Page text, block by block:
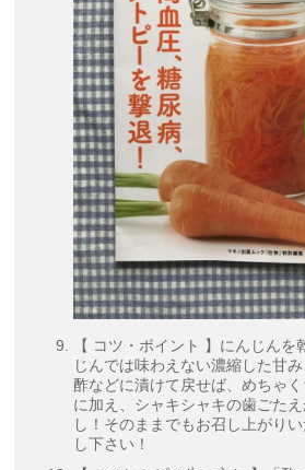
【 コツ・ポイント 】にんじん
じんでは味わえない濃縮した甘
酢などに漬けて戻せば、めちゃ
に加え、シャキシャキの歯ごた
し！そのままでもお召し上がり
し下さい！